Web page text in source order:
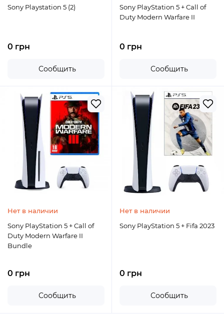
Sony Playstation 5 (2)
0 грн
Сообщить
Sony PlayStation 5 + Call of
Duty Modern Warfare II
0 грн
Сообщить
Нет в наличии
Sony PlayStation 5 + Call of
Duty Modern Warfare II
Bundle
0 грн
Сообщить
Нет в наличии
Sony PlayStation 5 + Fifa 2023
0 грн
Сообщить